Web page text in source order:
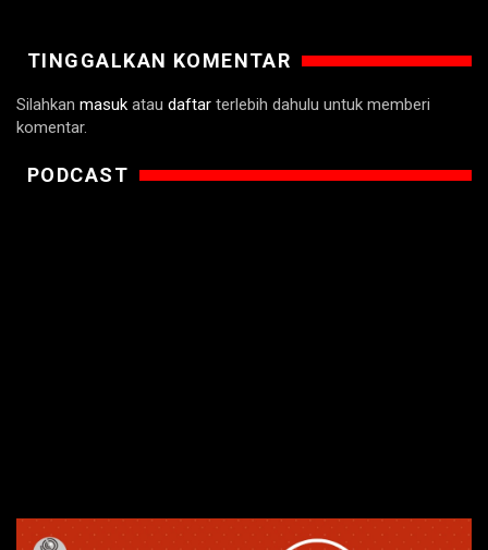
TINGGALKAN KOMENTAR
Silahkan masuk atau daftar terlebih dahulu untuk memberi
komentar.
PODCAST